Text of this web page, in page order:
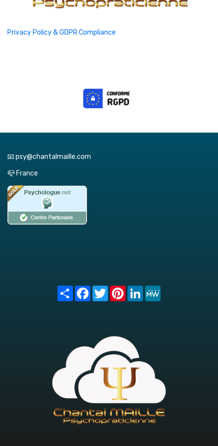
Privacy Policy & GDPR Compliance
📧 psy@chantalmaille.com
📪 France
Share FacebookTwitterPinterest
LinkedIn